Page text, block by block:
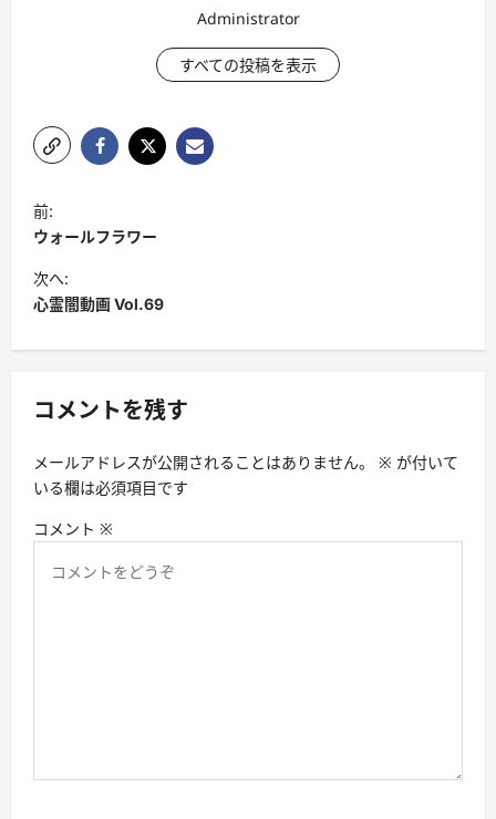
Administrator
すべての投稿を表示
投
稿
ナ
ビ
シ
ン
前:
ウォールフラワー
次へ:
心霊闇動画 Vol.69
コメントを残す
メールアドレスが公開されることはありません。 ※ が付いて
いる欄は必須項目です
コメント ※